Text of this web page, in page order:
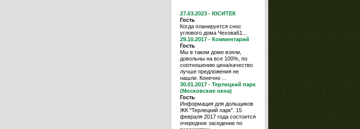
27.03.2023 - ЮСИТЕК
Гость
Когда планируется снос
углового дома Чехова61...
29.10.2017 - Комментарий
Гость
Мы в таком доме взяли,
довольны на все 100%, по
соотношению цена/качество
лучше предложения не
нашли. Конечно ...
30.01.2017 - Терлецкий парк
(Московские окна)
Гость
Информация для дольщиков
ЖК "Терлецкий парк". 15
февраля 2017 года состоится
очередное заседение по